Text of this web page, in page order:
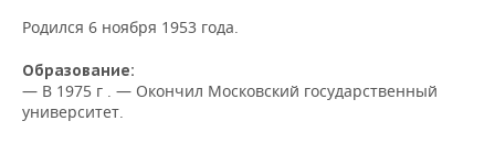
ОТКРЫТАЯ ЛЕКЦИЯ
БАСКЕТБОЛ
ИНФРАСТРУКТУРА
СПРАВОЧНИК
Родился 6 ноября 1953 года.
Образование:
— В 1975 г . — Окончил Московский государственный
университет.